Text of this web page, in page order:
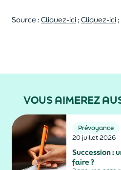
Source : Cliquez-ici ; Cliquez-ici ;
VOUS AIMEREZ
Prévoyance
20 juillet 2026
Succession :
faire ?